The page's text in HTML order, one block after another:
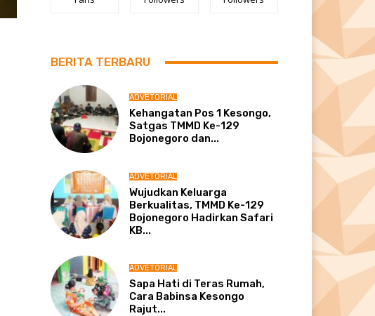
BERITA TERBARU
ADVETORIAL
Kehangatan Pos 1 Kesongo,
Satgas TMMD Ke-129
Bojonegoro dan...
ADVETORIAL
Wujudkan Keluarga
Berkualitas, TMMD Ke-129
Bojonegoro Hadirkan Safari
KB...
ADVETORIAL
Sapa Hati di Teras Rumah,
Cara Babinsa Kesongo
Rajut...